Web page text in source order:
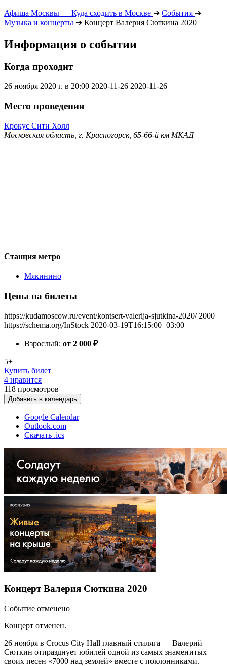
Афиша Москвы — Куда сходить в Москве ➔ События ➔
Музыка и концерты ➔ Концерт Валерия Сюткина 2020
Информация о событии
Когда проходит
26 ноября 2020 г. в 20:00 2020-11-26 2020-11-26
Место проведения
Крокус Сити Холл
Московская область, г. Красногорск, 65-66-й км МКАД
Станция метро
Мякинино
Цены на билеты
https://kudamoscow.ru/event/kontsert-valerija-sjutkina-2020/ 2000
https://schema.org/InStock 2020-03-19T16:15:00+03:00
Взрослый: от 2 000 ₽
5+
Купить билет
4 нравится
118 просмотров
Добавить в календарь
Google Calendar
Outlook.com
Скачать .ics
Концерт Валерия Сюткина 2020
Событие отменено
Концерт отменен.
26 ноября в Crocus City Hall главный стиляга — Валерий
Сюткин отпразднует юбилей одной из самых знаменитых
своих песен «7000 над землей» вместе с поклонниками.